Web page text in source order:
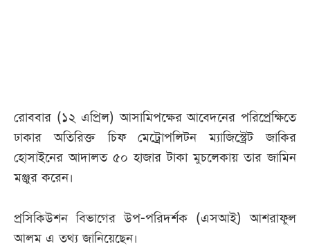
পেপার
রোববার (১২ এপ্রিল) আসামিপক্ষের আবেদনের পরিপ্রেক্ষিতে
ঢাকার অতিরিক্ত চিফ মেট্রোপলিটন ম্যাজিস্ট্রেট জাকির
হোসাইনের আদালত ৫০ হাজার টাকা মুচলেকায় তার জামিন
মঞ্জুর করেন।
প্রসিকিউশন বিভাগের উপ-পরিদর্শক (এসআই) আশরাফুল
আলম এ তথ্য জানিয়েছেন।